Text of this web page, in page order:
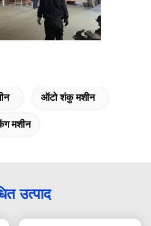
ऑटो शंकु मशीन
मशीन
उत्पाद